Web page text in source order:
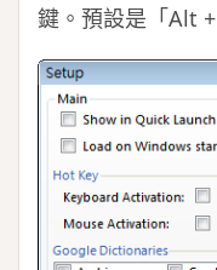
鍵。預設是「Alt